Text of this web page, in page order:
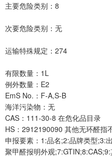
主要危险类别：8
次要危险类别：无
运输特殊规定：274
有限数量：1L
例外数量：E2
EmS No.：F-A,S-B
海洋污染物：无
CAS：111-30-8 在危化品目录
HS：2912190090 其他无环醛指
申报要素：1:品名;2:品牌类型;3:
聚甲醛报明外观